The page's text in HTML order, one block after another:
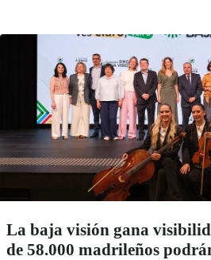
La baja visión gana
de 58.000 madrileños